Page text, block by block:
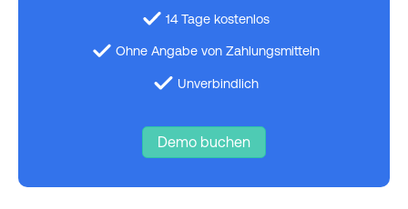
14 Tage kostenlos
Ohne Angabe von Zahlungsmitteln
Unverbindlich
Demo buchen